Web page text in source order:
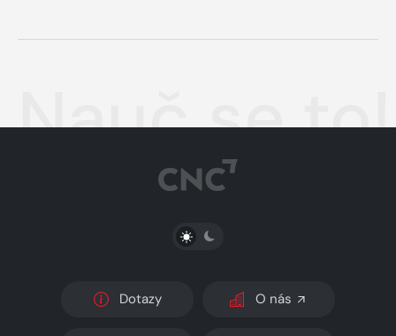
Nauč se to!
PŘEPNOUT SVĚTLÝ/TMAVÝ REŽIM
Dotazy O nás